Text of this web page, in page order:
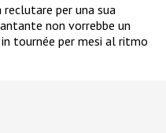
per una sua
non vorrebbe un
tournée per mesi al ritmo